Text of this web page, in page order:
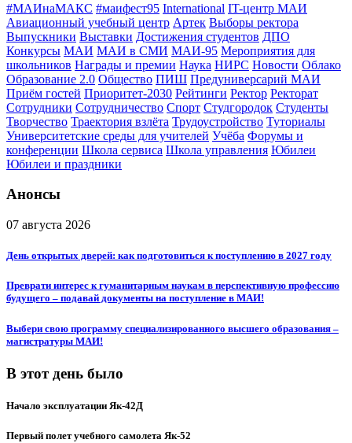
#МАИнаМАКС #маифест95 International IT-центр МАИ
Авиационный учебный центр Артек Выборы ректора
Выпускники Выставки Достижения студентов ДПО
Конкурсы МАИ МАИ в СМИ МАИ-95 Мероприятия для
школьников Награды и премии Наука НИРС Новости Облако
Образование 2.0 Общество ПИШ Предуниверсарий МАИ
Приём гостей Приоритет-2030 Рейтинги Ректор Ректорат
Сотрудники Сотрудничество Спорт Студгородок Студенты
Творчество Траектория взлёта Трудоустройство Туториалы
Университетские среды для учителей Учёба Форумы и
конференции Школа сервиса Школа управления Юбилеи
Юбилеи и праздники
Анонсы
07 августа 2026
День открытых дверей: как подготовиться к поступлению в 2027 году
Преврати интерес к гуманитарным наукам в перспективную профессию
будущего – подавай документы на поступление в МАИ!
Выбери свою программу специализированного высшего образования –
магистратуры МАИ!
В этот день было
Начало эксплуатации Як-42Д
Первый полет учебного самолета Як-52